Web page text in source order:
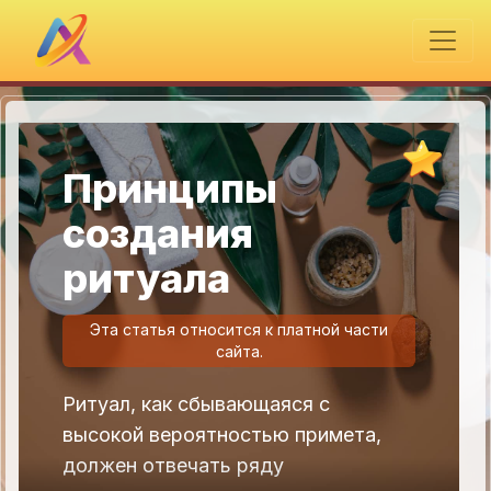
Принципы
создания
ритуала
Эта статья относится к платной части
сайта.
Ритуал, как сбывающаяся с
высокой вероятностью примета,
должен отвечать ряду